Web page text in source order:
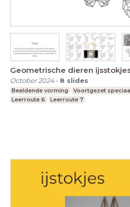
Geometrische dieren
October 2024- 8 slides
Beeldende vorming Voortgezet
Leerroute 6
Leerroute 7